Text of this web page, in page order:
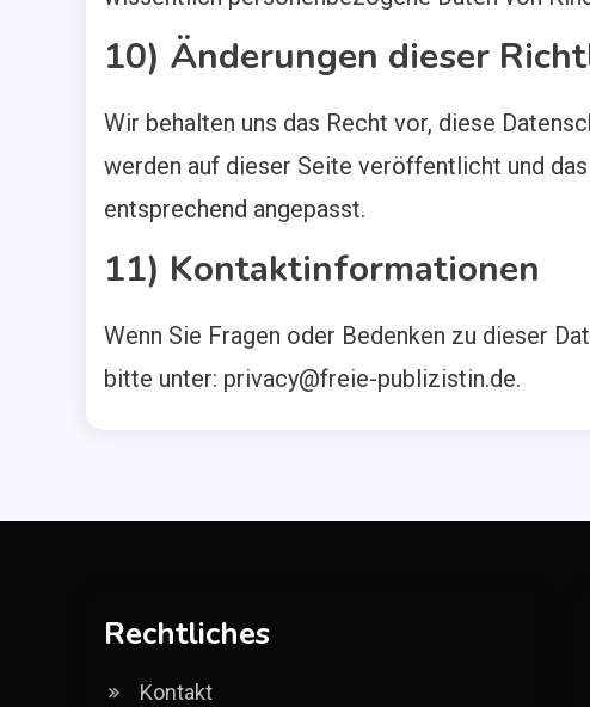
10) Änderungen dieser
Wir behalten uns das Recht vor, diese
werden auf dieser Seite veröffentlicht und
entsprechend angepasst.
11) Kontaktinformationen
Wenn Sie Fragen oder Bedenken zu dieser
bitte unter: privacy@freie-publizistin.de.
Rechtliches
Kontakt